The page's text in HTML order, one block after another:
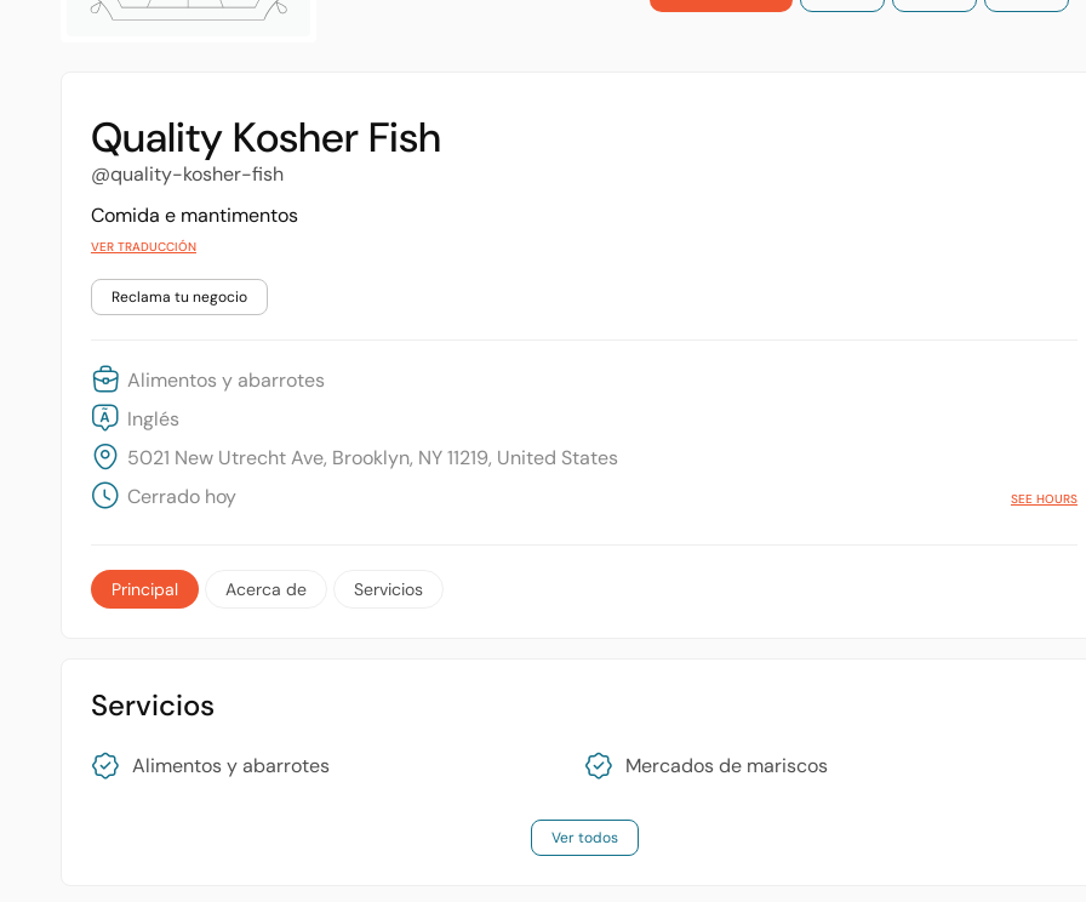
Quality Kosher Fish
@quality-kosher-fish
Comida e mantimentos
VER TRADUCCIÓN
Reclama tu negocio
Alimentos y abarrotes
Inglés
5021 New Utrecht Ave, Brooklyn, NY 11219, United States
Cerrado hoy
SEE HOURS
Principal Acerca de Servicios
Servicios
Alimentos y abarrotes Mercados de mariscos
Ver todos